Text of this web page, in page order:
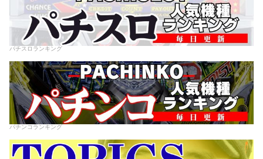
パチスロランキング
パチンコランキング